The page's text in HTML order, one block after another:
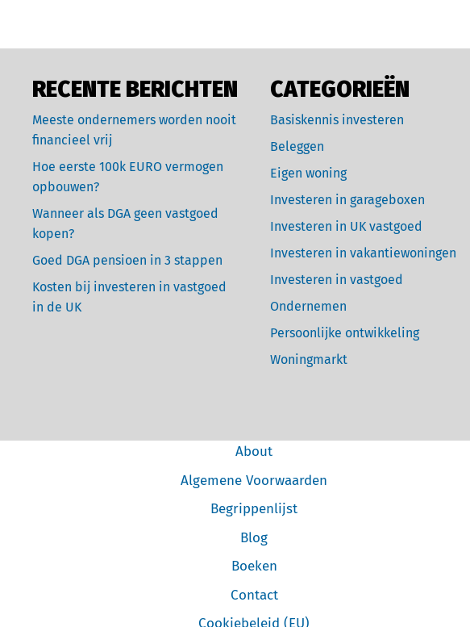
RECENTE BERICHTEN
Meeste ondernemers worden nooit
financieel vrij
Hoe eerste 100k EURO vermogen
opbouwen?
Wanneer als DGA geen vastgoed
kopen?
Goed DGA pensioen in 3 stappen
Kosten bij investeren in vastgoed
in de UK
CATEGORIEËN
Basiskennis investeren
Beleggen
Eigen woning
Investeren in garageboxen
Investeren in UK vastgoed
Investeren in vakantiewoningen
Investeren in vastgoed
Ondernemen
Persoonlijke ontwikkeling
Woningmarkt
About
Algemene Voorwaarden
Begrippenlijst
Blog
Boeken
Contact